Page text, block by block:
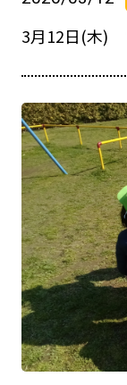
3月12日(木)